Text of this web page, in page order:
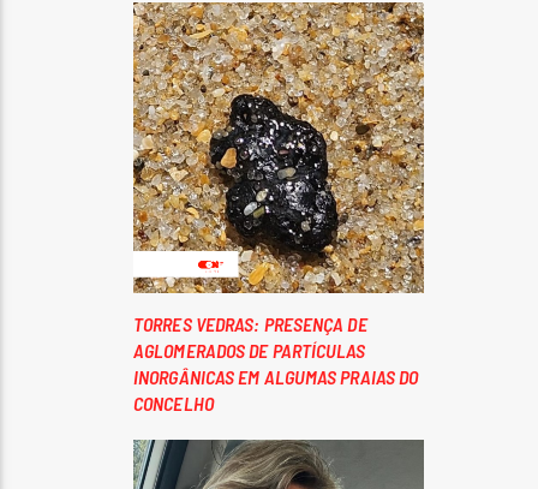
TORRES VEDRAS: PRESENÇA DE
AGLOMERADOS DE PARTÍCULAS
INORGÂNICAS EM ALGUMAS PRAIAS DO
CONCELHO